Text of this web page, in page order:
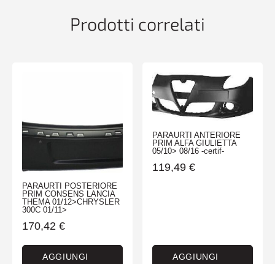
Prodotti correlati
PARAURTI POSTERIORE
PRIM CONSENS LANCIA
THEMA 01/12>CHRYSLER
300C 01/11>
170,42 €
AGGIUNGI
PARAURTI ANTERIORE
PRIM ALFA GIULIETTA
05/10> 08/16 -certif-
119,49 €
AGGIUNGI